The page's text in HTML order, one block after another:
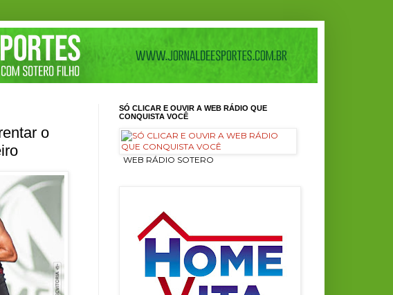
o
SÓ CLICAR E OUVIR A WEB RÁDIO QUE
CONQUISTA VOCÊ
ㅤ WEB RÁDIO SOTERO